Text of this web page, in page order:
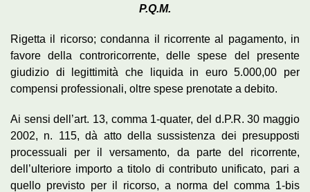
P.Q.M.
Rigetta il ricorso; condanna il ricorrente al pagamento, in
favore della controricorrente, delle spese del presente
giudizio di legittimità che liquida in euro 5.000,00 per
compensi professionali, oltre spese prenotate a debito.
Ai sensi dell’art. 13, comma 1-quater, del d.P.R. 30 maggio
2002, n. 115, dà atto della sussistenza dei presupposti
processuali per il versamento, da parte del ricorrente,
dell’ulteriore importo a titolo di contributo unificato, pari a
quello previsto per il ricorso, a norma del comma 1-bis